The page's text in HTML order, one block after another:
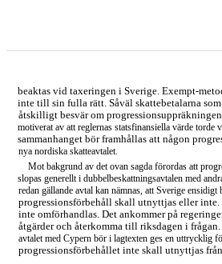
beaktas vid taxeringen i Sverige. Exempt-
inte till sin fulla rätt. Såväl skattebetalarna
åtskilligt besvär om
motiverat av att reglernas statsfinansiella värde torde
sammanhanget bör framhållas att någon
nya nordiska skatteavtalet.
Mot bakgrund av det ovan sagda förordas att
slopas generellt i dubbelbeskattningsavtalen med
redan gällande avtal kan nämnas, att Sverige ensidigt
progressionsförbehåll skall utnyttjas eller
inte omförhandlas. Det ankommer på
åtgärder och återkomma till riksdagen i
avtalet med Cypern bör i lagtexten ges en uttrycklig
progressionsförbehållet inte skall utnyttjas